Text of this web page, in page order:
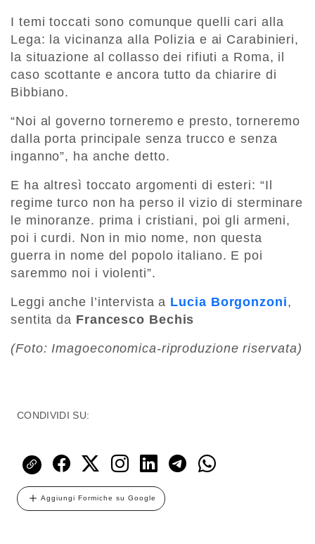
I temi toccati sono comunque quelli cari alla
Lega: la vicinanza alla Polizia e ai Carabinieri,
la situazione al collasso dei rifiuti a Roma, il
caso scottante e ancora tutto da chiarire di
Bibbiano.
“Noi al governo torneremo e presto, torneremo
dalla porta principale senza trucco e senza
inganno”, ha anche detto.
E ha altresì toccato argomenti di esteri: “Il
regime turco non ha perso il vizio di sterminare
le minoranze. prima i cristiani, poi gli armeni,
poi i curdi. Non in mio nome, non questa
guerra in nome del popolo italiano. E poi
saremmo noi i violenti”.
Leggi anche l’intervista a Lucia Borgonzoni,
sentita da Francesco Bechis
(Foto: Imagoeconomica-riproduzione riservata)
CONDIVIDI SU:
Aggiungi Formiche su Google